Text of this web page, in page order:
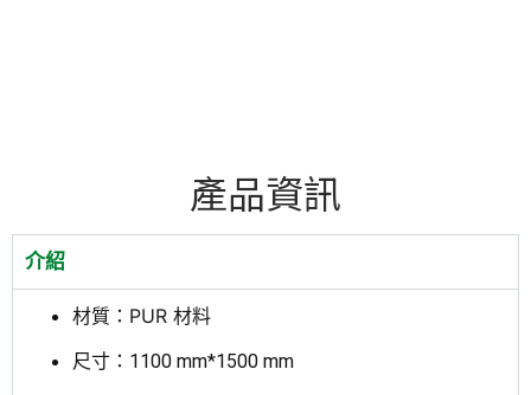
產品資訊
介紹
材質：PUR 材料
尺寸：1100 mm*1500 mm